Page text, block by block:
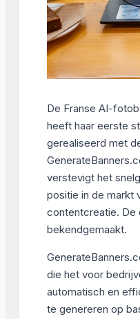
De Franse AI-
heeft haar eerste
gerealiseerd met
verstevigt het
positie in de markt
contentcreatie. De
bekendgemaakt.
die het voor
automatisch en
te genereren op